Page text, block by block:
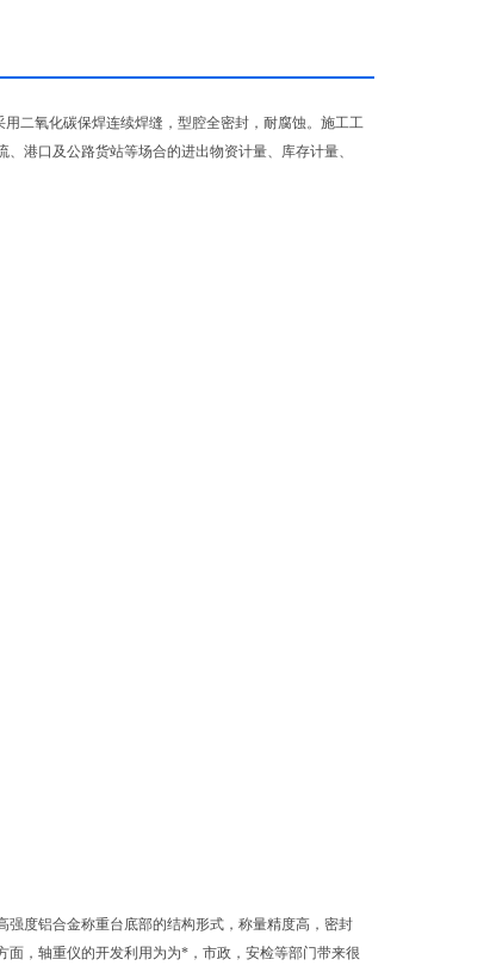
二氧化碳保焊连续焊缝，型腔全密封，耐腐蚀。施工工
港口及公路货站等场合的进出物资计量、库存计量、
度铝合金称重台底部的结构形式，称量精度高，密封
，轴重仪的开发利用为为*，市政，安检等部门带来很